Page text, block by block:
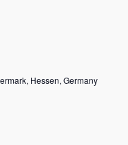
Hessen, Germany